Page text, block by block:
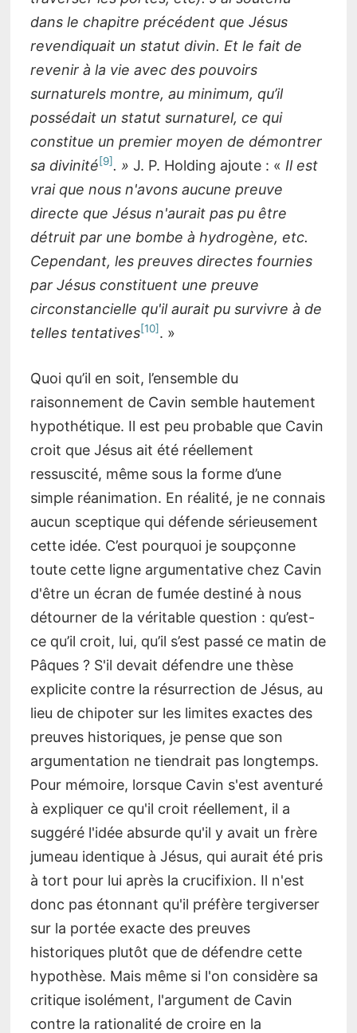
dans le chapitre précédent que Jésus
revendiquait un statut divin. Et le fait de
revenir à la vie avec des pouvoirs
surnaturels montre, au minimum, qu’il
possédait un statut surnaturel, ce qui
constitue un premier moyen de démontrer
sa divinité 9 . » J. P. Holding ajoute : « Il est
vrai que nous n'avons aucune preuve
directe que Jésus n'aurait pas pu être
détruit par une bombe à hydrogène, etc.
Cependant, les preuves directes fournies
par Jésus constituent une preuve
circonstancielle qu'il aurait pu survivre à de
telles tentatives 10 . »
Quoi qu’il en soit, l’ensemble du
raisonnement de Cavin semble hautement
hypothétique. Il est peu probable que Cavin
croit que Jésus ait été réellement
ressuscité, même sous la forme d’une
simple réanimation. En réalité, je ne connais
aucun sceptique qui défende sérieusement
cette idée. C’est pourquoi je soupçonne
toute cette ligne argumentative chez Cavin
d'être un écran de fumée destiné à nous
détourner de la véritable question : qu’est-
ce qu’il croit, lui, qu’il s’est passé ce matin de
Pâques ? S'il devait défendre une thèse
explicite contre la résurrection de Jésus, au
lieu de chipoter sur les limites exactes des
preuves historiques, je pense que son
argumentation ne tiendrait pas longtemps.
Pour mémoire, lorsque Cavin s'est aventuré
à expliquer ce qu'il croit réellement, il a
suggéré l'idée absurde qu'il y avait un frère
jumeau identique à Jésus, qui aurait été pris
à tort pour lui après la crucifixion. Il n'est
donc pas étonnant qu'il préfère tergiverser
sur la portée exacte des preuves
historiques plutôt que de défendre cette
hypothèse. Mais même si l'on considère sa
critique isolément, l'argument de Cavin
contre la rationalité de croire en la